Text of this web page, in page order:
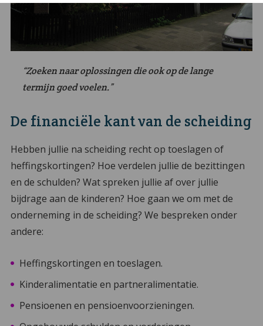
“Zoeken naar oplossingen die ook op de lange
termijn goed voelen.”
De financiële kant van de scheiding
Hebben jullie na scheiding recht op toeslagen of
heffingskortingen? Hoe verdelen jullie de bezittingen
en de schulden? Wat spreken jullie af over jullie
bijdrage aan de kinderen? Hoe gaan we om met de
onderneming in de scheiding? We bespreken onder
andere:
Heffingskortingen en toeslagen.
Kinderalimentatie en partneralimentatie.
Pensioenen en pensioenvoorzieningen.